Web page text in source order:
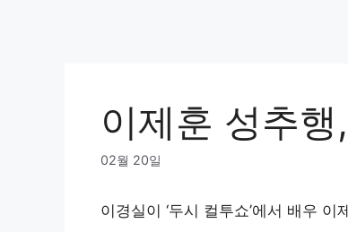
이제훈 성추
02월 20일
이경실이 ‘두시 컬투쇼’에서 배우